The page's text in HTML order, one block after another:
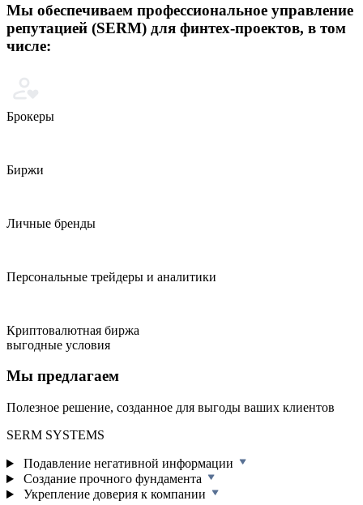
Мы обеспечиваем профессиональное управление
репутацией (SERM) для финтех-проектов, в том
числе:
Брокеры
Биржи
Личные бренды
Персональные трейдеры и аналитики
Криптовалютная биржа
выгодные условия
Мы предлагаем
Полезное решение, созданное для выгоды ваших клиентов
SERM SYSTEMS
Подавление негативной информации
Создание прочного фундамента
Укрепление доверия к компании